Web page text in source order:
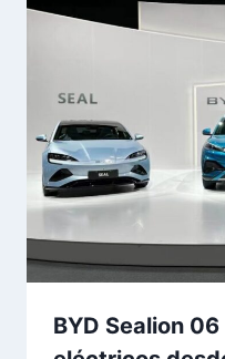
BYD Sealion